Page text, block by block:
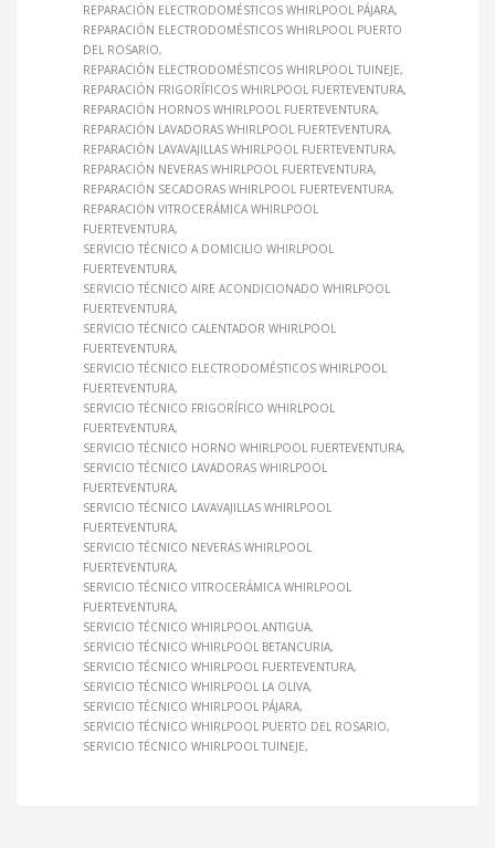
REPARACIÓN ELECTRODOMÉSTICOS WHIRLPOOL PÁJARA
REPARACIÓN ELECTRODOMÉSTICOS WHIRLPOOL PUERTO
DEL ROSARIO
REPARACIÓN ELECTRODOMÉSTICOS WHIRLPOOL TUINEJE
REPARACIÓN FRIGORÍFICOS WHIRLPOOL FUERTEVENTURA
REPARACIÓN HORNOS WHIRLPOOL FUERTEVENTURA
REPARACIÓN LAVADORAS WHIRLPOOL FUERTEVENTURA
REPARACIÓN LAVAVAJILLAS WHIRLPOOL FUERTEVENTURA
REPARACIÓN NEVERAS WHIRLPOOL FUERTEVENTURA
REPARACIÓN SECADORAS WHIRLPOOL FUERTEVENTURA
REPARACIÓN VITROCERÁMICA WHIRLPOOL
FUERTEVENTURA
SERVICIO TÉCNICO A DOMICILIO WHIRLPOOL
FUERTEVENTURA
SERVICIO TÉCNICO AIRE ACONDICIONADO WHIRLPOOL
FUERTEVENTURA
SERVICIO TÉCNICO CALENTADOR WHIRLPOOL
FUERTEVENTURA
SERVICIO TÉCNICO ELECTRODOMÉSTICOS WHIRLPOOL
FUERTEVENTURA
SERVICIO TÉCNICO FRIGORÍFICO WHIRLPOOL
FUERTEVENTURA
SERVICIO TÉCNICO HORNO WHIRLPOOL FUERTEVENTURA
SERVICIO TÉCNICO LAVADORAS WHIRLPOOL
FUERTEVENTURA
SERVICIO TÉCNICO LAVAVAJILLAS WHIRLPOOL
FUERTEVENTURA
SERVICIO TÉCNICO NEVERAS WHIRLPOOL
FUERTEVENTURA
SERVICIO TÉCNICO VITROCERÁMICA WHIRLPOOL
FUERTEVENTURA
SERVICIO TÉCNICO WHIRLPOOL ANTIGUA
SERVICIO TÉCNICO WHIRLPOOL BETANCURIA
SERVICIO TÉCNICO WHIRLPOOL FUERTEVENTURA
SERVICIO TÉCNICO WHIRLPOOL LA OLIVA
SERVICIO TÉCNICO WHIRLPOOL PÁJARA
SERVICIO TÉCNICO WHIRLPOOL PUERTO DEL ROSARIO
SERVICIO TÉCNICO WHIRLPOOL TUINEJE